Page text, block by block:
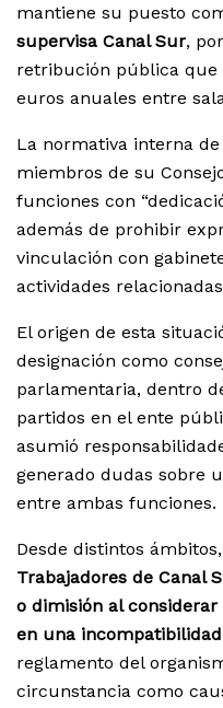
mantiene su puesto
supervisa Canal Sur,
retribución pública que
euros anuales entre
La normativa interna
miembros de su
funciones con
además de prohibir
vinculación con
actividades
El origen de esta
designación como
parlamentaria, dentro
partidos en el ente
asumió
generado dudas sobre
entre ambas funciones.
Desde distintos
Trabajadores de Canal
o dimisión al
en una incompatibilidad
reglamento del
circunstancia como